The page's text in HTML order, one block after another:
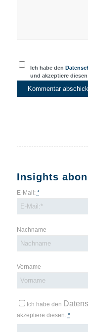
Ich habe den
und akzeptiere
Insights
E-Mail: *
Nachname
Vorname
Ich habe den
akzeptiere diesen. *